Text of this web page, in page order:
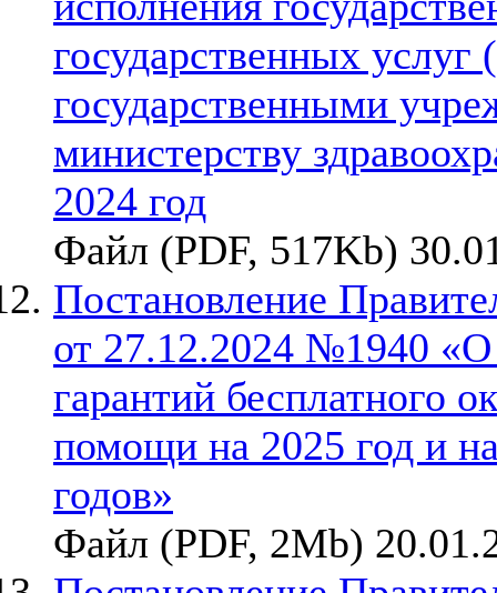
государственных
государственными
министерству
2024 год
Файл (PDF, 517Kb)
Постановление
от 27.12.2024 №1940
гарантий бесплатного
помощи на 2025 год и
годов»
Файл (PDF, 2Mb)